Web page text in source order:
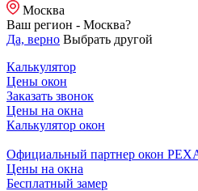
Москва
Ваш регион - Москва?
Да, верно Выбрать другой
Калькулятор
Цены окон
Заказать звонок
Цены на окна
Калькулятор окон
Официальный партнер окон
Цены на окна
Бесплатный замер